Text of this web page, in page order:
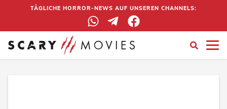
TÄGLICHE HORROR-NEWS AUF UNSEREN CHANNELS: